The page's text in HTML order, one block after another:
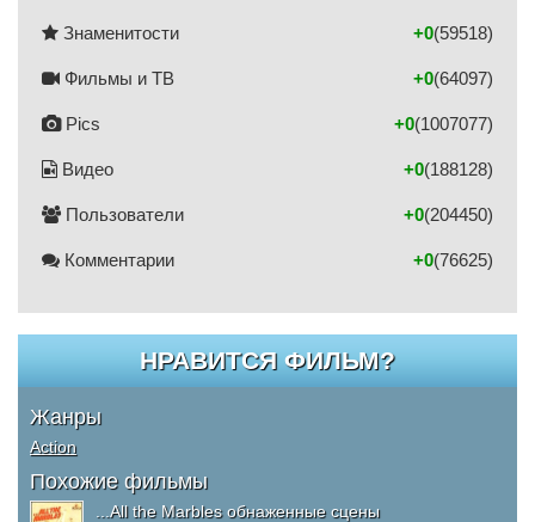
Знаменитости (59518)
+0
Фильмы и ТВ (64097)
+0
Pics (1007077)
+0
Видео (188128)
+0
Пользователи (204450)
+0
Комментарии (76625)
+0
НРАВИТСЯ ФИЛЬМ?
Жанры
Action
Похожие фильмы
...All the Marbles обнаженные сцены